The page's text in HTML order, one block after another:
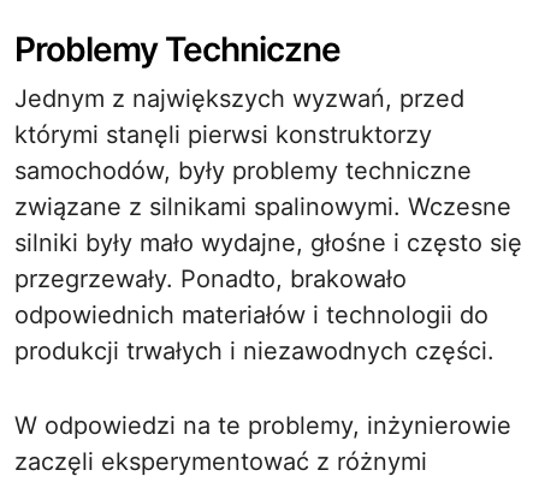
Problemy Techniczne
Jednym z największych wyzwań, przed
którymi stanęli pierwsi konstruktorzy
samochodów, były problemy techniczne
związane z silnikami spalinowymi. Wczesne
silniki były mało wydajne, głośne i często się
przegrzewały. Ponadto, brakowało
odpowiednich materiałów i technologii do
produkcji trwałych i niezawodnych części.
W odpowiedzi na te problemy, inżynierowie
zaczęli eksperymentować z różnymi